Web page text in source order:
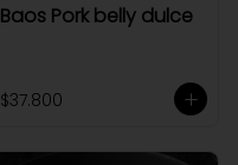
Baos Pork belly dulce
$37.800